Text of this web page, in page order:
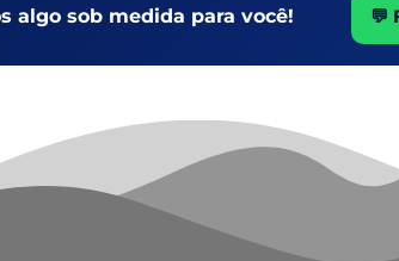
algo sob medida para você! 💬